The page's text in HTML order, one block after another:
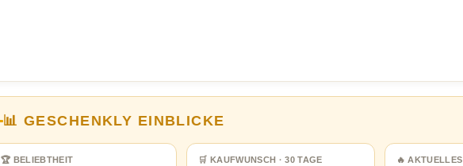
📊 GESCHENKLY EINBLICKE
🏆 BELIEBTHEIT 🛒 KAUFWUNSCH · 30 TAGE 🔥